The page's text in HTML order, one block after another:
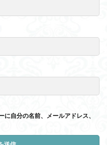
自分の名前、メールアドレス、